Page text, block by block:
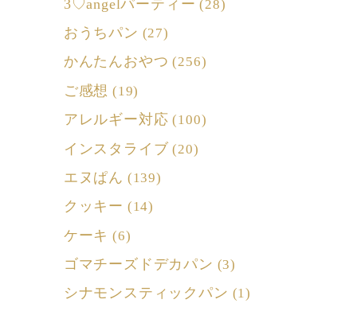
3♡angelパーティー (28)
おうちパン (27)
かんたんおやつ (256)
ご感想 (19)
アレルギー対応 (100)
インスタライブ (20)
エヌぱん (139)
クッキー (14)
ケーキ (6)
ゴマチーズドデカパン (3)
シナモンスティックパン (1)